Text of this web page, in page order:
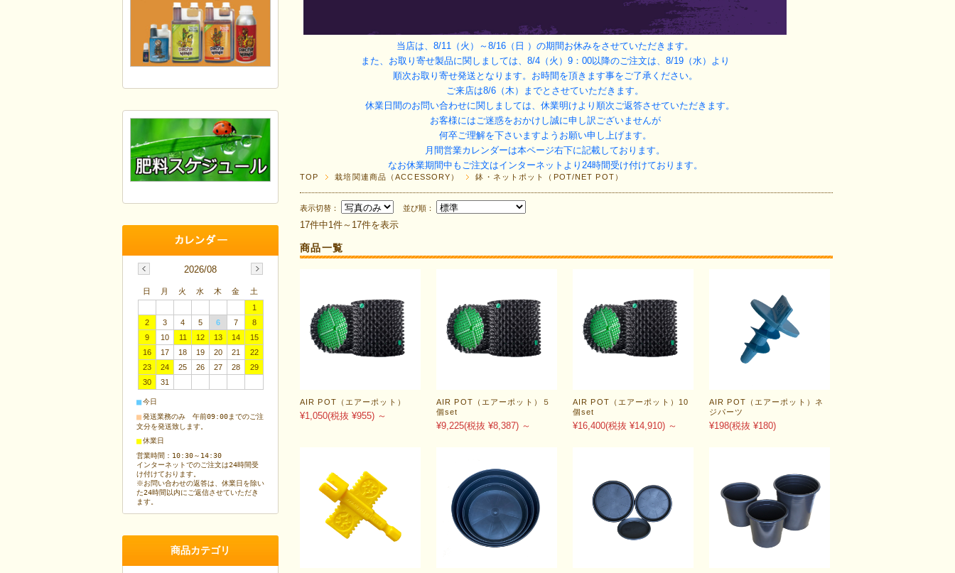
当店は、8/11（火）～8/16（日 ） の期間お休みをさせていただきます。
また、お取り寄せ製品に関しましては、8/4（火）9：00以降のご注文は、8/19（水）より
順次お取り寄せ発送となります。お時間を頂きます事をご了承ください。
ご来店は8/6（木）までとさせていただきます。
休業日間のお問い合わせに関しましては、休業明けより順次ご返答させていただきます。
お客様にはご迷惑をおかけし誠に申し訳ございませんが
何卒ご理解を下さいますようお願い申し上げます。
月間営業カレンダーは本ページ右下に記載しております。
なお休業期間中もご注文はインターネットより24時間受け付けております。
TOP 栽培関連商品（ACCESSORY） 鉢・ネットポット（POT/NET POT）
表示切替： 並び順：
17件中1件～17件を表示
商品一覧
AIR POT（エアーポット）
¥1,050(税抜 ¥955) ～
AIR POT（エアーポット）５
個set
¥9,225(税抜 ¥8,387) ～
AIR POT（エアーポット）10
個set
¥16,400(税抜 ¥14,910) ～
AIR POT（エアーポット）ネ
ジパーツ
¥198(税抜 ¥180)
2026/08
日 月 火 水 木 金
土
1
2
3 4 5 6 7
8
9
10 11 12 13 14
15
16
17 18 19 20 21
22
23
24 25 26 27 28
29
30
31
■今日
■発送業務のみ 午前09:00までのご注
文分を発送致します。
■休業日
営業時間：10:30～14:30
インターネットでのご注文は24時間受
け付けております。
※お問い合わせの返答は、休業日を除い
た24時間以内にご返信させていただき
ます。
商品カテゴリ